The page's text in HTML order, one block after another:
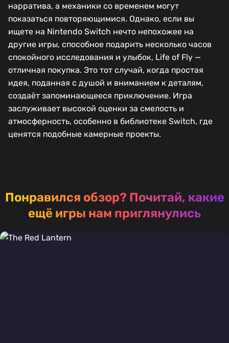
нарратива, а механики со временем могут
показаться повторяющимися. Однако, если вы
ищете на Nintendo Switch нечто непохожее на
другие игры, способное подарить несколько часов
спокойного исследования и улыбок, Life of Fly —
отличная покупка. Это тот случай, когда простая
идея, поданная с душой и вниманием к деталям,
создаёт запоминающееся приключение. Игра
заслуживает высокой оценки за смелость и
атмосферность, особенно в библиотеке Switch, где
ценятся подобные камерные проекты.
Понравился обзор? Почитай, какие
ещё игры нам приглянулись